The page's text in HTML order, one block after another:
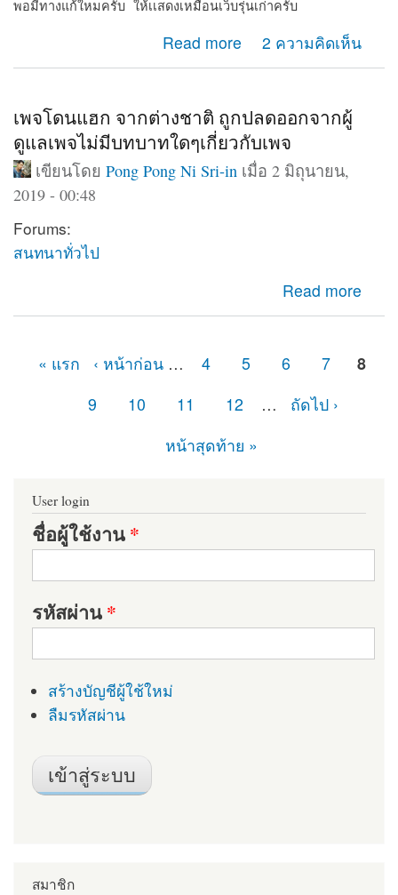
พอมีทางแก้ใหมครับ ให้เเสดงเหมือนเว็บรุ่นเก่าครับ
Read more
about Web shows on computer only 2 ความคิดเห็น
เพจโดนแฮก จากต่างชาติ ถูกปลดออกจากผู้
ดูแลเพจไม่มีบทบาทใดๆเกี่ยวกับเพจ
เขียนโดย Pong Pong Ni Sri-in เมื่อ 2 มิถุนายน,
2019 - 00:48
Forums:
สนทนาทั่วไป
Read more
about เพจโดนแฮก จากต่างชาติ ถูกปลดออกจากผู้ดูแลเพจ
ไม่มีบทบาทใดๆเกี่ยวกับเพจ
« แรก ‹ หน้าก่อน … 4 5 6 7
8
9
10 11 12 …
ถัดไป ›
หน้าสุดท้าย »
User login
ชื่อผู้ใช้งาน*
รหัสผ่าน*
สร้างบัญชีผู้ใช้ใหม่
ลืมรหัสผ่าน
สมาชิก